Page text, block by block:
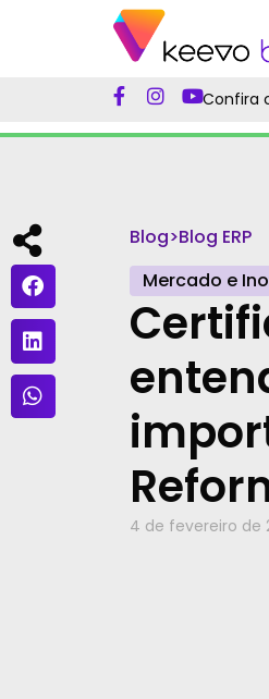
Confira
Blog>Blog ERP
Mercado e
4 de fevereiro de